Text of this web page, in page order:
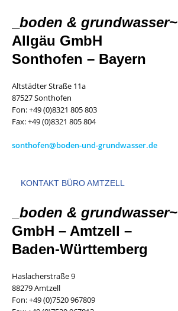
boden & grundwasser~
Allgäu GmbH
Sonthofen – Bayern
Altstädter Straße 11a
87527 Sonthofen
Fon: +49 (0)8321 805 803
Fax: +49 (0)8321 805 804
sonthofen@boden-und-grundwasser.de
KONTAKT BÜRO AMTZELL
_boden & grundwasser~
GmbH – Amtzell –
Baden-Württemberg
Haslacherstraße 9
88279 Amtzell
Fon: +49 (0)7520 967809